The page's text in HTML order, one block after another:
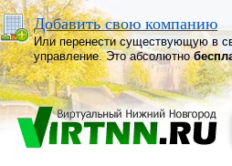
Добавить свою компанию
Или перенести существующую в
управление. Это абсолютно